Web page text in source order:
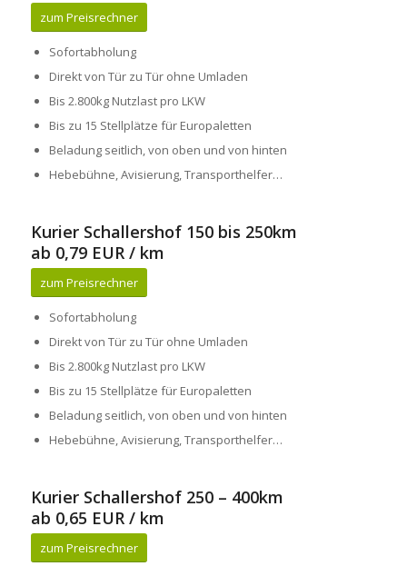
zum Preisrechner
Sofortabholung
Direkt von Tür zu Tür ohne Umladen
Bis 2.800kg Nutzlast pro LKW
Bis zu 15 Stellplätze für Europaletten
Beladung seitlich, von oben und von hinten
Hebebühne, Avisierung, Transporthelfer…
Kurier Schallershof 150 bis 250km
ab 0,79 EUR / km
zum Preisrechner
Sofortabholung
Direkt von Tür zu Tür ohne Umladen
Bis 2.800kg Nutzlast pro LKW
Bis zu 15 Stellplätze für Europaletten
Beladung seitlich, von oben und von hinten
Hebebühne, Avisierung, Transporthelfer…
Kurier Schallershof 250 – 400km
ab 0,65 EUR / km
zum Preisrechner